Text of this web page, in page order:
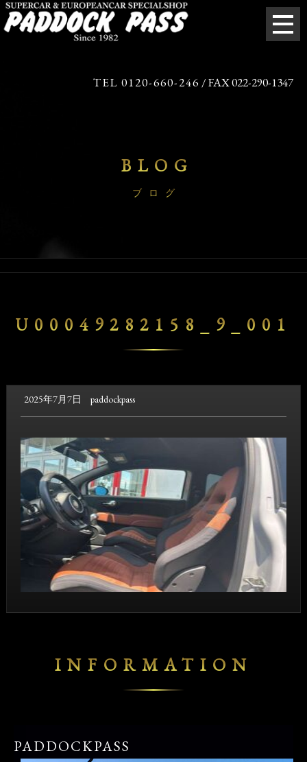
TEL 0120-660-246 / FAX 022-290-1347
BLOG
ブログ
U00049282158_9_001
2025年7月7日 paddockpass
INFORMATION
PADDOCKPASS